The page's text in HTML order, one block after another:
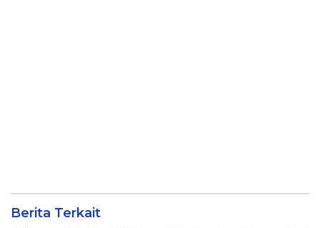
Berita Terkait